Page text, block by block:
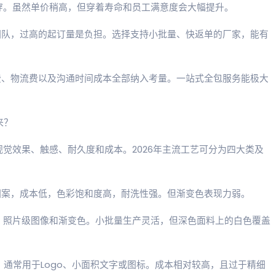
虽然单价稍高，但穿着寿命和员工满意度会大幅提升。
，过高的起订量是负担。选择支持小批量、快返单的厂家，能有
物流费以及沟通时间成本全部纳入考量。一站式全包服务能极大
效果、触感、耐久度和成本。2026年主流工艺可分为四大类及
，成本低，色彩饱和度高，耐洗性强。但渐变色表现力弱。
片级图像和渐变色。小批量生产灵活，但深色面料上的白色覆盖
常用于Logo、小面积文字或图标。成本相对较高，且过于精细